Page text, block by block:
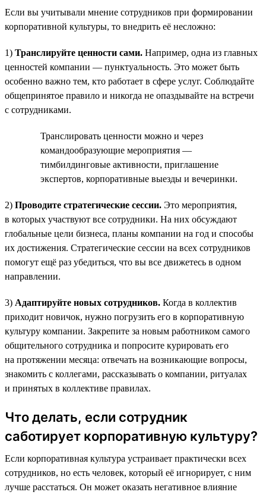
Если вы учитывали мнение сотрудников при формировании
корпоративной культуры, то внедрить её несложно:
1) Транслируйте ценности сами. Например, одна из главных
ценностей компании — пунктуальность. Это может быть
особенно важно тем, кто работает в сфере услуг. Соблюдайте
общепринятое правило и никогда не опаздывайте на встречи
с сотрудниками.
Транслировать ценности можно и через
командообразующие мероприятия —
тимбилдинговые активности, приглашение
экспертов, корпоративные выезды и вечеринки.
2) Проводите стратегические сессии. Это мероприятия,
в которых участвуют все сотрудники. На них обсуждают
глобальные цели бизнеса, планы компании на год и способы
их достижения. Стратегические сессии на всех сотрудников
помогут ещё раз убедиться, что вы все движетесь в одном
направлении.
3) Адаптируйте новых сотрудников. Когда в коллектив
приходит новичок, нужно погрузить его в корпоративную
культуру компании. Закрепите за новым работником самого
общительного сотрудника и попросите курировать его
на протяжении месяца: отвечать на возникающие вопросы,
знакомить с коллегами, рассказывать о компании, ритуалах
и принятых в коллективе правилах.
Что делать, если сотрудник
саботирует корпоративную культуру?
Если корпоративная культура устраивает практически всех
сотрудников, но есть человек, который её игнорирует, с ним
лучше расстаться. Он может оказать негативное влияние